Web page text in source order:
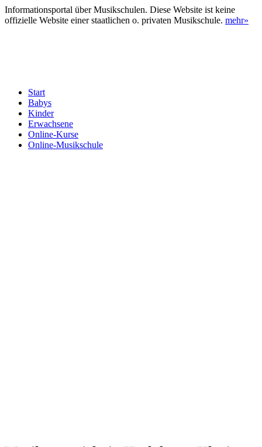
Informationsportal über Musikschulen. Diese Website ist keine
offizielle Website einer staatlichen o. privaten Musikschule. mehr»
Start
Babys
Kinder
Erwachsene
Online-Kurse
Online-Musikschule